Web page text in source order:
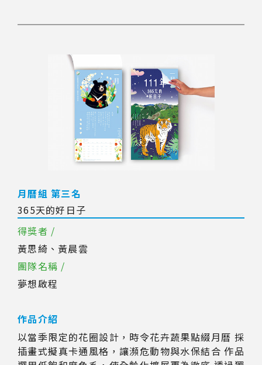
月曆組 第三名
365天的好日子
得獎者 /
黃思綺、黃晨雲
團隊名稱 /
夢想啟程
作品介紹
以當季限定的花圈設計，時令花卉蔬果點綴月曆 採
插畫式擬真卡通風格，讓瀕危動物與水保結合 作品